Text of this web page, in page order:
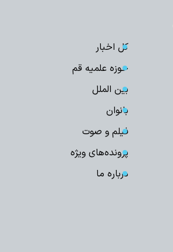
کل اخبار
حوزه علمیه قم
بین الملل
بانوان
فیلم و صوت
پرونده‌های ویژه
درباره ما